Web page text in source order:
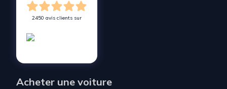
2450 avis clients sur
Acheter une voiture